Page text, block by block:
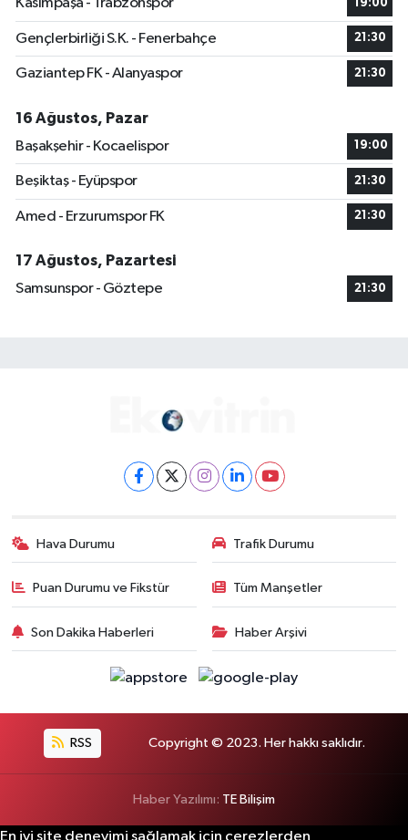
Kasımpaşa - Trabzonspor 19:00
Gençlerbirliği S.K. - Fenerbahçe 21:30
Gaziantep FK - Alanyaspor 21:30
16 Ağustos, Pazar
Başakşehir - Kocaelispor
19:00
Beşiktaş - Eyüpspor 21:30
Amed - Erzurumspor FK 21:30
17 Ağustos, Pazartesi
Samsunspor - Göztepe
21:30
Hava Durumu Trafik Durumu
Puan Durumu ve Fikstür Tüm Manşetler
Son Dakika Haberleri Haber Arşivi
RSS Copyright © 2023. Her hakkı saklıdır.
Haber Yazılımı: TE Bilişim
En iyi site deneyimi sağlamak için çerezlerden